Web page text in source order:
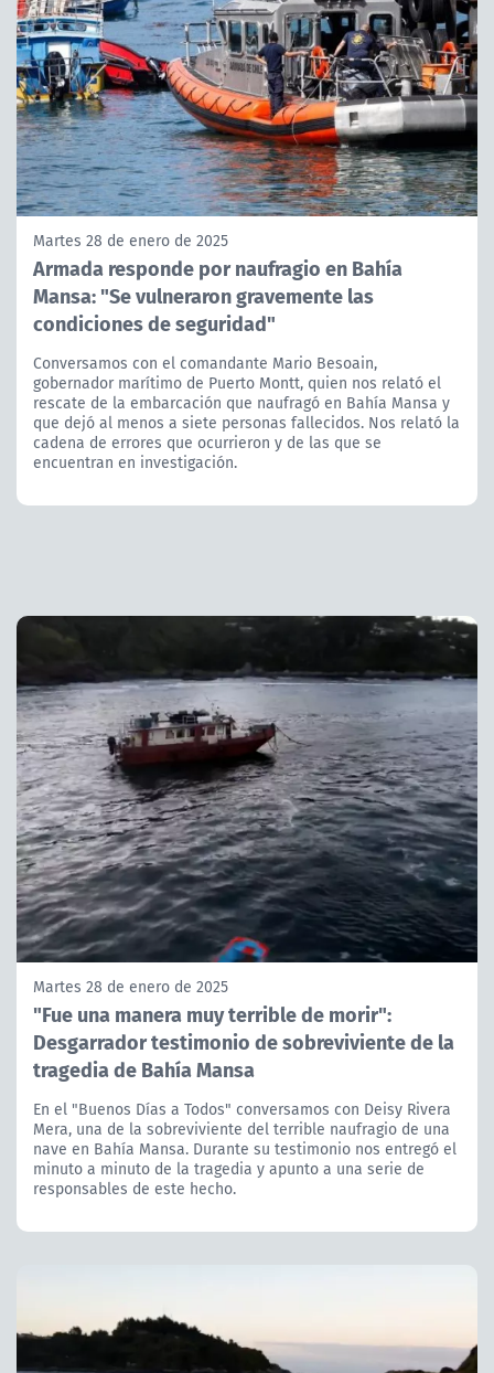
Martes 28 de enero de 2025
Armada responde por naufragio en Bahía
Mansa: "Se vulneraron gravemente las
condiciones de seguridad"
Conversamos con el comandante Mario Besoain,
gobernador marítimo de Puerto Montt, quien nos relató el
rescate de la embarcación que naufragó en Bahía Mansa y
que dejó al menos a siete personas fallecidos. Nos relató la
cadena de errores que ocurrieron y de las que se
encuentran en investigación.
Martes 28 de enero de 2025
"Fue una manera muy terrible de morir":
Desgarrador testimonio de sobreviviente de la
tragedia de Bahía Mansa
En el "Buenos Días a Todos" conversamos con Deisy Rivera
Mera, una de la sobreviviente del terrible naufragio de una
nave en Bahía Mansa. Durante su testimonio nos entregó el
minuto a minuto de la tragedia y apunto a una serie de
responsables de este hecho.